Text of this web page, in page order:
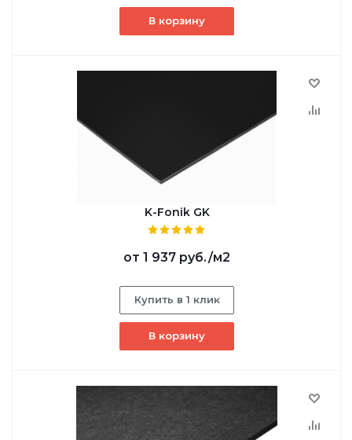
В корзину
K-Fonik GK
от 1 937 руб./м2
Купить в 1 клик
В корзину